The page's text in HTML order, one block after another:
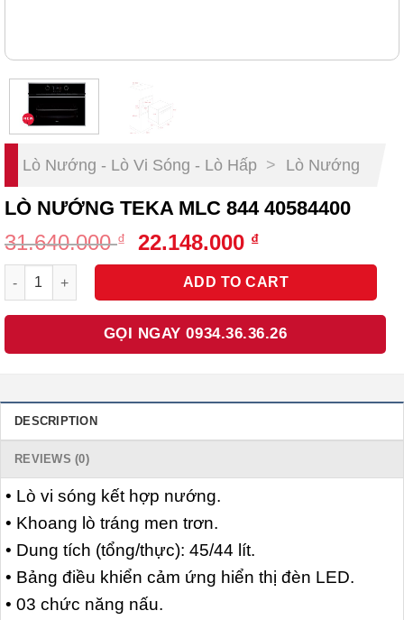
Lò Nướng - Lò Vi Sóng - Lò Hấp > Lò Nướng
LÒ NƯỚNG TEKA MLC 844 40584400
31.640.000₫
Original
price
was:
31.640.000 ₫.
22.148.000 ₫Current
price
is:
22.148.000 ₫.
Lò Nướng Teka MLC 844 40584400 quantity
ADD TO CART
GỌI NGAY 0934.36.36.26
DESCRIPTION
REVIEWS (0)
• Lò vi sóng kết hợp nướng.
• Khoang lò tráng men trơn.
• Dung tích (tổng/thực): 45/44 lít.
• Bảng điều khiển cảm ứng hiển thị đèn LED.
• 03 chức năng nấu.